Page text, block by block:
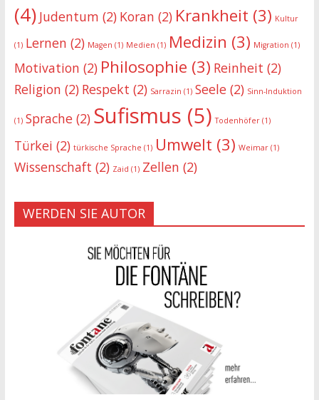
(4) Judentum (2) Koran (2) Krankheit (3) Kultur
(1) Lernen (2) Magen (1) Medien (1) Medizin (3) Migration (1)
Motivation (2) Philosophie (3) Reinheit (2)
Religion (2) Respekt (2) Sarrazin (1) Seele(2) Sinn-Induktion
(1) Sprache(2) Sufismus (5) Todenhöfer(1)
Türkei (2) türkische Sprache (1) Umwelt (3) Weimar(1)
Wissenschaft (2) Zaid (1) Zellen (2)
WERDEN SIE AUTOR